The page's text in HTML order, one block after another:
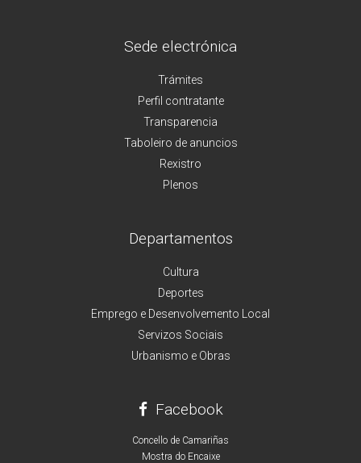
Sede electrónica
Trámites
Perfil contratante
Transparencia
Taboleiro de anuncios
Rexistro
Plenos
Departamentos
Cultura
Deportes
Emprego e Desenvolvemento Local
Servizos Sociais
Urbanismo e Obras
Facebook
Concello de Camariñas
Mostra do Encaixe